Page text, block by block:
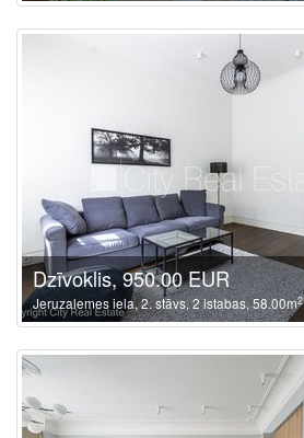
Dzīvoklis, 950.00 EUR
Jeruzalemes iela, 2. stāvs, 2 istabas, 58.00m2